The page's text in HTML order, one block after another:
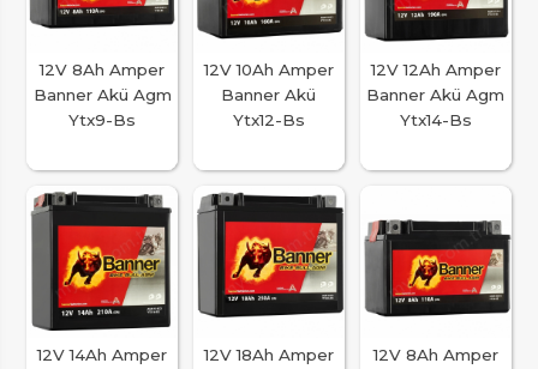
12V 8Ah Amper
Banner Akü Agm
Ytx9-Bs
12V 10Ah Amper
Banner Akü
Ytx12-Bs
12V 12Ah Amper
Banner Akü Agm
Ytx14-Bs
12V 14Ah Amper
12V 18Ah Amper
12V 8Ah Amper